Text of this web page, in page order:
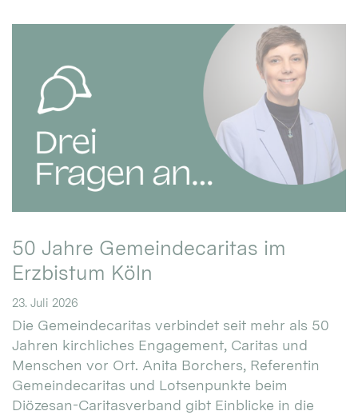
50 Jahre Gemeindecaritas im
Erzbistum Köln
23. Juli 2026
Die Gemeindecaritas verbindet seit mehr als 50
Jahren kirchliches Engagement, Caritas und
Menschen vor Ort. Anita Borchers, Referentin
Gemeindecaritas und Lotsenpunkte beim
Diözesan-Caritasverband gibt Einblicke in die